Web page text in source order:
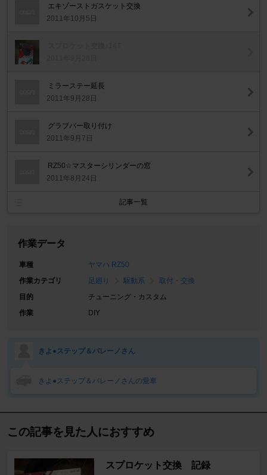
エキゾーストガスケット交換
2011年10月5日
ミラーステー延長
2011年9月28日
グラブバー取り付け
2011年9月7日
RZ50☆マスターシリンダーの窓
2011年8月24日
記事一覧
作業データ
車種
ヤマハ RZ50
作業カテゴリ
足廻り 駆動系
取付・交換
目的
チューニング・カスタム
作業
DIY
きよ●ステップ＆バレーノさん
きよ●ステップ＆バレーノさんの愛車
この記事を見た人におすすめ
スプロケット交換 記録